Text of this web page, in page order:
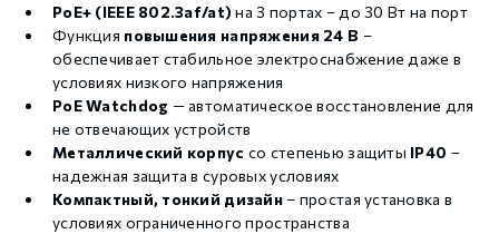
PoE+ (IEEE 802.3af/at) на 3 портах – до 30 Вт на порт
Функция повышения напряжения 24 В –
обеспечивает стабильное электроснабжение даже в
условиях низкого напряжения
PoE Watchdog — автоматическое восстановление для
не отвечающих устройств
Металлический корпус со степенью защиты IP40 –
надежная защита в суровых условиях
Компактный, тонкий дизайн– простая установка в
условиях ограниченного пространства